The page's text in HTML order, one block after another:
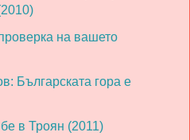
на вашето
Българската гора е
в Троян (2011)